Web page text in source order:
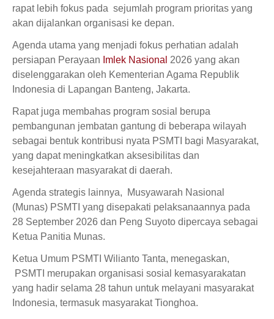
rapat lebih fokus pada sejumlah program prioritas yang
akan dijalankan organisasi ke depan.
Agenda utama yang menjadi fokus perhatian adalah
persiapan Perayaan Imlek Nasional 2026 yang akan
diselenggarakan oleh Kementerian Agama Republik
Indonesia di Lapangan Banteng, Jakarta.
Rapat juga membahas program sosial berupa
pembangunan jembatan gantung di beberapa wilayah
sebagai bentuk kontribusi nyata PSMTI bagi Masyarakat,
yang dapat meningkatkan aksesibilitas dan
kesejahteraan masyarakat di daerah.
Agenda strategis lainnya, Musyawarah Nasional
(Munas) PSMTI yang disepakati pelaksanaannya pada
28 September 2026 dan Peng Suyoto dipercaya sebagai
Ketua Panitia Munas.
Ketua Umum PSMTI Wilianto Tanta, menegaskan,
PSMTI merupakan organisasi sosial kemasyarakatan
yang hadir selama 28 tahun untuk melayani masyarakat
Indonesia, termasuk masyarakat Tionghoa.